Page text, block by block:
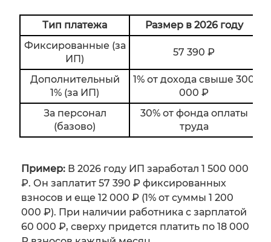
Тип платежа
Размер в 2026 году
Фиксированные (за
ИП)
57 390 ₽
Дополнительный
1% (за ИП)
1% от дохода свыше 300
000 ₽
За персонал
(базово)
30% от фонда оплаты
труда
Пример: В 2026 году ИП заработал 1 500 000
₽. Он заплатит 57 390 ₽ фиксированных
взносов и еще 12 000 ₽ (1% от суммы 1 200
000 ₽). При наличии работника с зарплатой
60 000 ₽, сверху придется платить по 18 000